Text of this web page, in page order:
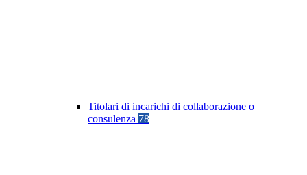
Titolari di incarichi di collaborazione o
consulenza 78